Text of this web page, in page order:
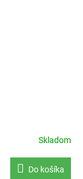
Skladom
Do košíka